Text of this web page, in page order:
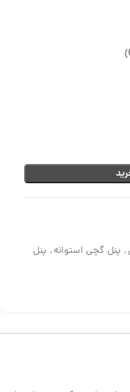
, پنل گچی استوانه, پنل